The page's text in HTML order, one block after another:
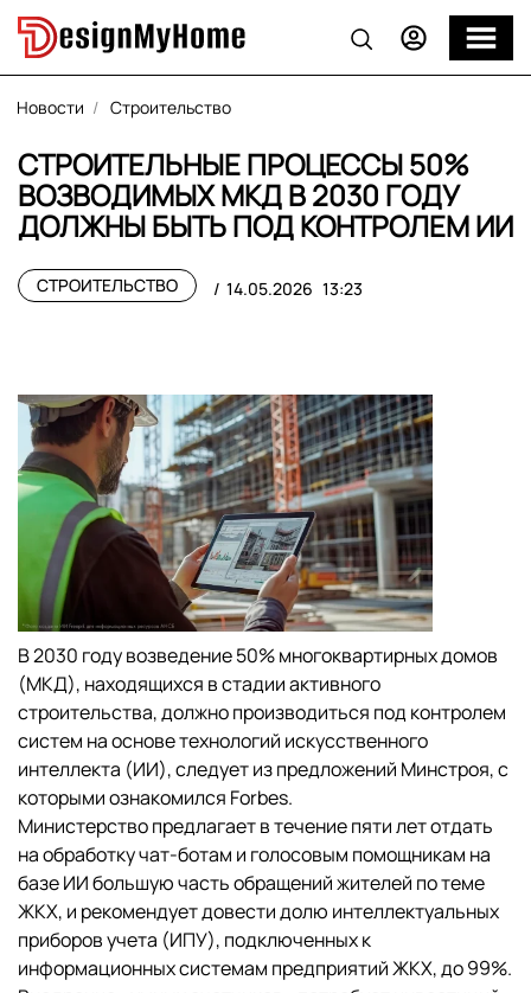
Новости Строительство
СТРОИТЕЛЬНЫЕ ПРОЦЕССЫ 50%
ВОЗВОДИМЫХ МКД В 2030 ГОДУ
ДОЛЖНЫ БЫТЬ ПОД КОНТРОЛЕМ ИИ
СТРОИТЕЛЬСТВО 14.05.2026 13:23
В 2030 году возведение 50% многоквартирных домов
(МКД), находящихся в стадии активного
строительства, должно производиться под контролем
систем на основе технологий искусственного
интеллекта (ИИ), следует из предложений Минстроя, с
которыми ознакомился Forbes.
Министерство предлагает в течение пяти лет отдать
на обработку чат-ботам и голосовым помощникам на
базе ИИ большую часть обращений жителей по теме
ЖКХ, и рекомендует довести долю интеллектуальных
приборов учета (ИПУ), подключенных к
информационных системам предприятий ЖКХ, до 99%.